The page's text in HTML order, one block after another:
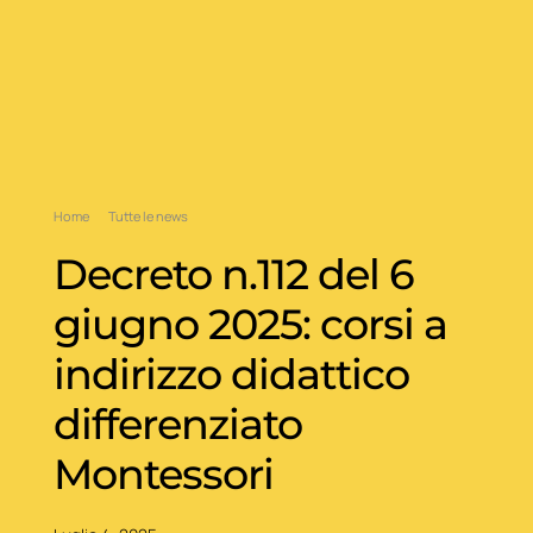
Home Tutte le news
Decreto n.112 del 6
giugno 2025: corsi a
indirizzo didattico
differenziato
Montessori